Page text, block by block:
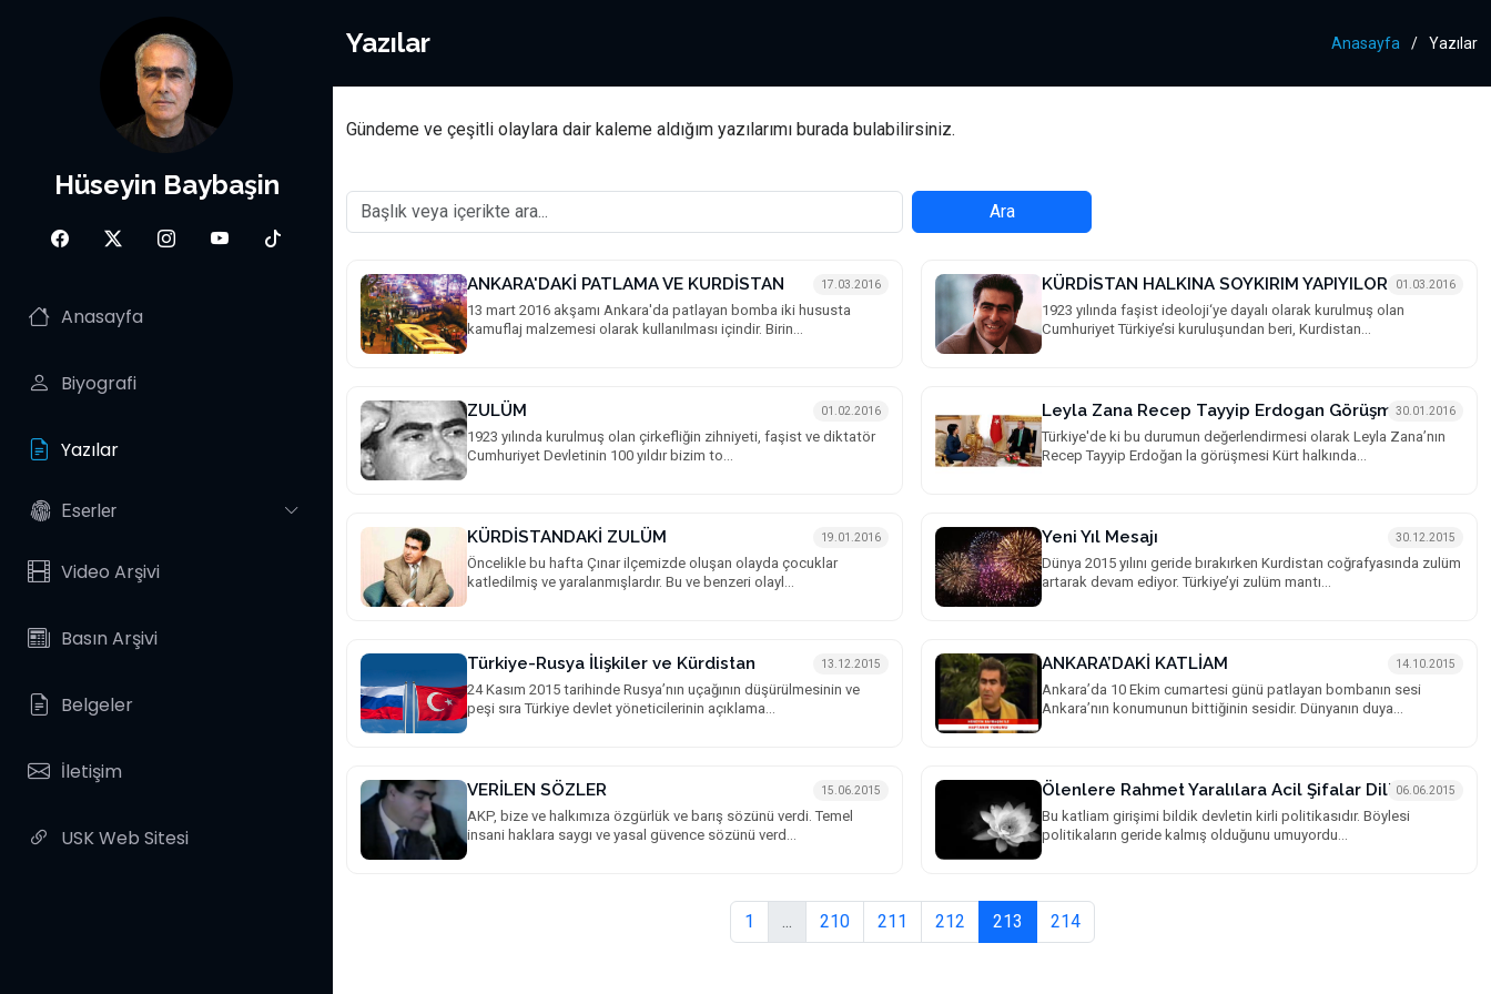
Hüseyin Baybaşin
Anasayfa
Biyografi
Yazılar
Eserler
Video Arşivi
Basın Arşivi
Belgeler
İletişim
USK Web Sitesi
Yazılar Anasayfa Yazılar
Gündeme ve çeşitli olaylara dair kaleme aldığım yazılarımı burada bulabilirsiniz.
Ara
17.03.2016
ANKARA'DAKİ PATLAMA VE KURDİSTAN
13 mart 2016 akşamı Ankara'da patlayan bomba iki hususta
kamuflaj malzemesi olarak kullanılması içindir. Birin...
01.03.2016
KÜRDİSTAN HALKINA SOYKIRIM YAPIYILOR
1923 yılında faşist ideoloji‘ye dayalı olarak kurulmuş olan
Cumhuriyet Türkiye’si kuruluşundan beri, Kurdistan...
01.02.2016
ZULÜM
1923 yılında kurulmuş olan çirkefliğin zihniyeti, faşist ve diktatör
Cumhuriyet Devletinin 100 yıldır bizim to...
30.01.2016
Leyla Zana Recep Tayyip Erdogan Görüşmesi
Türkiye'de ki bu durumun değerlendirmesi olarak Leyla Zana’nın
Recep Tayyip Erdoğan la görüşmesi Kürt halkında...
19.01.2016
KÜRDİSTANDAKİ ZULÜM
Öncelikle bu hafta Çınar ilçemizde oluşan olayda çocuklar
katledilmiş ve yaralanmışlardır. Bu ve benzeri olayl...
30.12.2015
Yeni Yıl Mesajı
Dünya 2015 yılını geride bırakırken Kurdistan coğrafyasında zulüm
artarak devam ediyor. Türkiye’yi zulüm mantı...
13.12.2015
Türkiye-Rusya İlişkiler ve Kürdistan
24 Kasım 2015 tarihinde Rusya’nın uçağının düşürülmesinin ve
peşi sıra Türkiye devlet yöneticilerinin açıklama...
14.10.2015
ANKARA’DAKİ KATLİAM
Ankara’da 10 Ekim cumartesi günü patlayan bombanın sesi
Ankara’nın konumunun bittiğinin sesidir. Dünyanın duya...
15.06.2015
VERİLEN SÖZLER
AKP, bize ve halkımıza özgürlük ve barış sözünü verdi. Temel
insani haklara saygı ve yasal güvence sözünü verd...
06.06.2015
Ölenlere Rahmet Yaralılara Acil Şifalar Diliyorum
Bu katliam girişimi bildik devletin kirli politikasıdır. Böylesi
politikaların geride kalmış olduğunu umuyordu...
1 ... 210 211 212 213 214